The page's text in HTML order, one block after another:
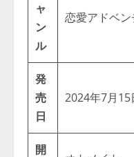
ャ
ン
ル
恋愛アドベ
発
売
日
2024年7月15
開